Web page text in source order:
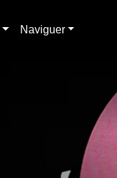
Naviguer